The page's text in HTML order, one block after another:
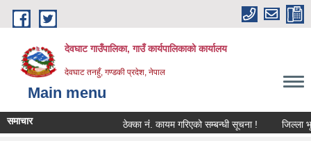
Skip to main content
देवघाट गाउँपालिका, गाउँ कार्यपालिकाको कार्यालय
देवघाट तनहुँ, गण्डकी प्रदेश, नेपाल
Main menu
समाचार ठेक्का नंं. कायम गरिएको सम्बन्धी सूचना ! जिल्ला